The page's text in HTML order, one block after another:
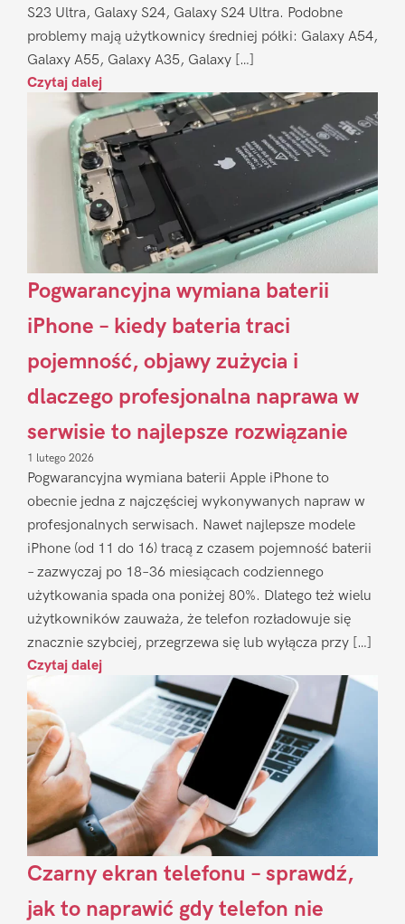
S23 Ultra, Galaxy S24, Galaxy S24 Ultra. Podobne
problemy mają użytkownicy średniej półki: Galaxy A54,
Galaxy A55, Galaxy A35, Galaxy […]
Czytaj dalej
Pogwarancyjna wymiana baterii
iPhone – kiedy bateria traci
pojemność, objawy zużycia i
dlaczego profesjonalna naprawa w
serwisie to najlepsze rozwiązanie
1 lutego 2026
Pogwarancyjna wymiana baterii Apple iPhone to
obecnie jedna z najczęściej wykonywanych napraw w
profesjonalnych serwisach. Nawet najlepsze modele
iPhone (od 11 do 16) tracą z czasem pojemność baterii
– zazwyczaj po 18–36 miesiącach codziennego
użytkowania spada ona poniżej 80%. Dlatego też wielu
użytkowników zauważa, że telefon rozładowuje się
znacznie szybciej, przegrzewa się lub wyłącza przy […]
Czytaj dalej
Czarny ekran telefonu – sprawdź,
jak to naprawić gdy telefon nie